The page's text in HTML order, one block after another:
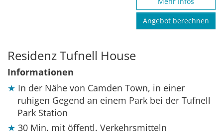
Angebot berechnen
Residenz Tufnell House
Informationen
In der Nähe von Camden Town, in einer
ruhigen Gegend an einem Park bei der Tufnell
Park Station
30 Min. mit öffentl. Verkehrsmitteln